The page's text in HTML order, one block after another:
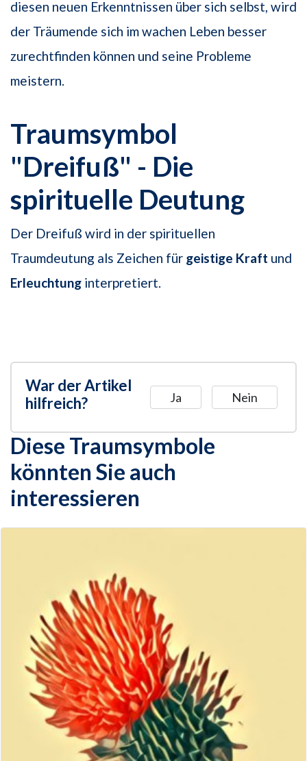
diesen neuen Erkenntnissen über sich selbst, wird
der Träumende sich im wachen Leben besser
zurechtfinden können und seine Probleme
meistern.
Traumsymbol
"Dreifuß" - Die
spirituelle Deutung
Der Dreifuß wird in der spirituellen
Traumdeutung als Zeichen für geistige Kraft und
Erleuchtung interpretiert.
War der Artikel
hilfreich?
Ja Nein
Diese Traumsymbole
könnten Sie auch
interessieren